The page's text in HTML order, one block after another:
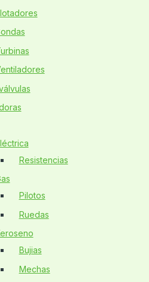
Resistencias
Pilotos
Ruedas
Bujias
Mechas